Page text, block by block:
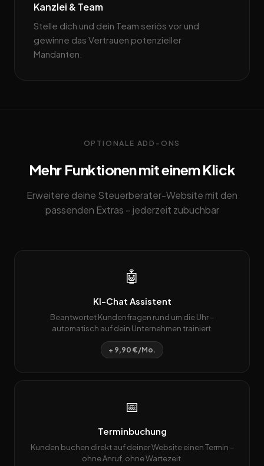
Kanzlei & Team
Stelle dich und dein Team seriös vor und
gewinne das Vertrauen potenzieller
Mandanten.
OPTIONALE ADD-ONS
Mehr Funktionen mit einem Klick
Erweitere deine Steuerberater-Website mit den
passenden Extras – jederzeit zubuchbar
🤖
KI-Chat Assistent
Beantwortet Kundenfragen rund um die Uhr –
automatisch auf dein Unternehmen trainiert.
+ 9,90 €/Mo.
📅
Terminbuchung
Kunden buchen direkt auf deiner Website einen Termin –
ohne Anruf, ohne Wartezeit.